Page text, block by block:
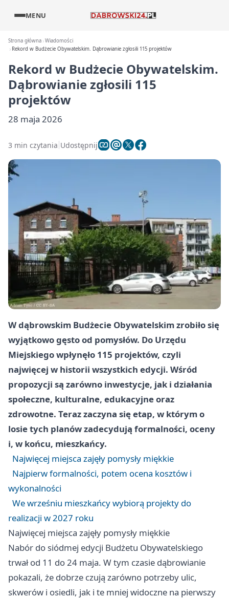
MENU
Strona główna Wiadomości
Rekord w Budżecie Obywatelskim. Dąbrowianie zgłosili 115 projektów
Rekord w Budżecie Obywatelskim.
Dąbrowianie zgłosili 115
projektów
28 maja 2026
3 min czytania Udostępnij
W dąbrowskim Budżecie Obywatelskim zrobiło się
wyjątkowo gęsto od pomysłów. Do Urzędu
Miejskiego wpłynęło 115 projektów, czyli
najwięcej w historii wszystkich edycji. Wśród
propozycji są zarówno inwestycje, jak i działania
społeczne, kulturalne, edukacyjne oraz
zdrowotne. Teraz zaczyna się etap, w którym o
losie tych planów zadecydują formalności, oceny
i, w końcu, mieszkańcy.
Najwięcej miejsca zajęły pomysły miękkie
Najpierw formalności, potem ocena kosztów i
wykonalności
We wrześniu mieszkańcy wybiorą projekty do
realizacji w 2027 roku
Najwięcej miejsca zajęły pomysły miękkie
Nabór do siódmej edycji Budżetu Obywatelskiego
trwał od 11 do 24 maja. W tym czasie dąbrowianie
pokazali, że dobrze czują zarówno potrzeby ulic,
skwerów i osiedli, jak i te mniej widoczne na pierwszy